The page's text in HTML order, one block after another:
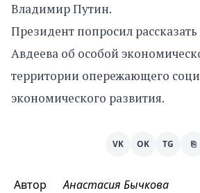
Владимир Путин.
Президент попросил
Авдеева об особой
территории опережающего
экономического развития.
VK OK TG ⎘
Автор Анастасия Бычкова